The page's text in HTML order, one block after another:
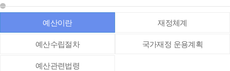
예산이란 재정체계
예산수립절차 국가재정 운용계획
예산관련법령